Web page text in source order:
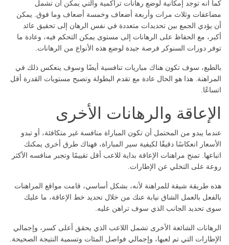
كما انه توجد إمكانية لوضع رهانات تراكمية والتي يمكن أن تشمل
مضاعفات وثلاث مرات وأربعة أضعاف وخمسة أضعاف وما فوق. يمكن
أن يؤدي الجمع بين تحديدات متعددة في نفس الرهان إلى تحقيق عائد
أكبر، مع الحفاظ على الرهانات إلى مستوى يمكن التحكم فيه، وعادة ما
توفر دورات السنوكر فرصة جيدة لوضع هذه الأنواع من الرهانات.
بالطبع، سوف تكون هناك مباريات تنافسية أيضًا وسوف ينعكس ذلك في
المراهنة. هذا هو الحال عادة مع تقدم البطولة وتصبح مستويات القدرة أقل
اتساعًا.
الإعاقة والرهانات الأخرى
عندما يبدو من المحتمل أن تكون المباراة منافسة غير متكافئة، أو تبدو
الأسعار انعكاسًا دقيقًا لكيفية سير المباراة، فهناك طرق أخرى يمكنك
اتباعها. تمنح مراهنات الإعاقة بداية للاعب أقل تقييمًا وتجبر منافسه الأكثر
روعة على التخلي عن الإطارات.
هذه طريقة شيقة للمراهنة لأنه، بشكل أساسي، قامت مواقع المراهنات
بالفعل بالعمل الشاق نيابة عنك من خلال تحديد خط الإعاقة، ما عليك
سوى تحديد الجانب الذي سوف تراهن عليه.
الرهانات الشائعة الأخرى تشمل اللاعب الذي يحقق أعلى كسر، وإجمالي
الإطارات التي تم لعبها، وإجمالي فواصل المئات وتسمية النتيجة الصحيحة.